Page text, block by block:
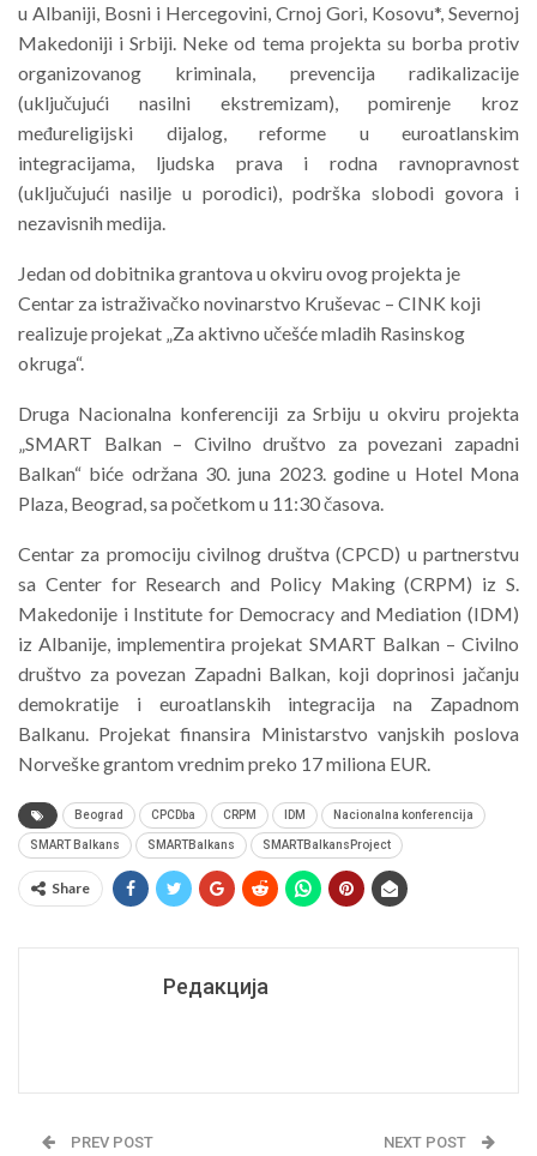
u Albaniji, Bosni i Hercegovini, Crnoj Gori, Kosovu*, Severnoj
Makedoniji i Srbiji. Neke od tema projekta su borba protiv
organizovanog kriminala, prevencija radikalizacije
(uključujući nasilni ekstremizam), pomirenje kroz
međureligijski dijalog, reforme u euroatlanskim
integracijama, ljudska prava i rodna ravnopravnost
(uključujući nasilje u porodici), podrška slobodi govora i
nezavisnih medija.
Jedan od dobitnika grantova u okviru ovog projekta je
Centar za istraživačko novinarstvo Kruševac – CINK koji
realizuje projekat „Za aktivno učešće mladih Rasinskog
okruga“.
Druga Nacionalna konferenciji za Srbiju u okviru projekta
„SMART Balkan – Civilno društvo za povezani zapadni
Balkan“ biće održana 30. juna 2023. godine u Hotel Mona
Plaza, Beograd, sa početkom u 11:30 časova.
Centar za promociju civilnog društva (CPCD) u partnerstvu
sa Center for Research and Policy Making (CRPM) iz S.
Makedonije i Institute for Democracy and Mediation (IDM)
iz Albanije, implementira projekat SMART Balkan – Civilno
društvo za povezan Zapadni Balkan, koji doprinosi jačanju
demokratije i euroatlanskih integracija na Zapadnom
Balkanu. Projekat finansira Ministarstvo vanjskih poslova
Norveške grantom vrednim preko 17 miliona EUR.
Beograd CPCDba CRPM IDM Nacionalna konferencija
SMART Balkans SMARTBalkans SMARTBalkansProject
Share
Редакција
PREV POST NEXT POST